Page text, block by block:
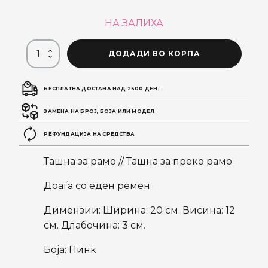
price
was:
1.390 ден.
price
is:
970 ден.
НА ЗАЛИХА
ДОДАДИ ВО КОРПА
БЕСПЛАТНА ДОСТАВА НАД 2500 ДЕН.
ЗАМЕНА НА БРОЈ, БОЈА ИЛИ МОДЕЛ
РЕФУНДАЦИЈА НА СРЕДСТВА
Ташна за рамо // Ташна за преко рамо
Доаѓа со еден ремен
Димензии: Ширина: 20 см. Висина: 12
см. Длабочина: 3 см.
Боја: Пинк